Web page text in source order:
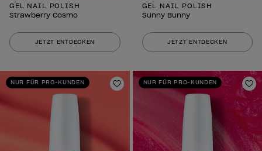
GEL NAIL POLISH
Strawberry Cosmo
JETZT ENTDECKEN
GEL NAIL POLISH
Sunny Bunny
JETZT ENTDECKEN
NUR FÜR PRO-KUNDEN
Zur Wunschliste hinzufügen
NUR FÜR PRO-KUNDEN